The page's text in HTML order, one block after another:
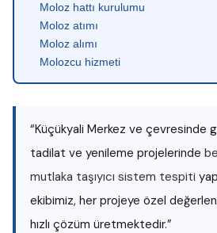
Moloz hattı kurulumu
Moloz atımı
Moloz alımı
Molozcu hizmeti
“Küçükyali Merkez ve çevresinde
tadilat ve yenileme projelerinde
mutlaka taşıyıcı sistem tespiti
ekibimiz, her projeye özel
hızlı çözüm üretmektedir.”